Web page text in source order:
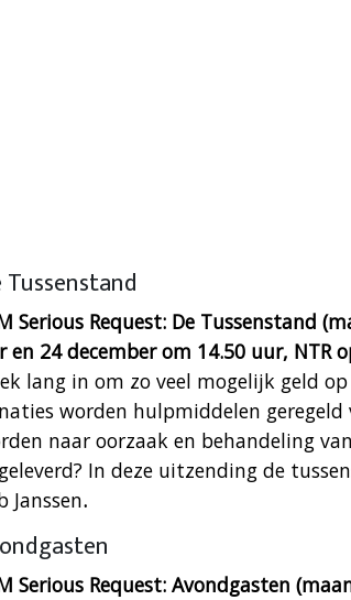
Tussenstand
Serious Request: De Tussenstand
en 24 december om 14.50 uur, NTR
lang in om zo veel mogelijk geld
worden hulpmiddelen
naar oorzaak en behandeling
In deze uitzending de
Janssen.
Serious Request: Avondgasten